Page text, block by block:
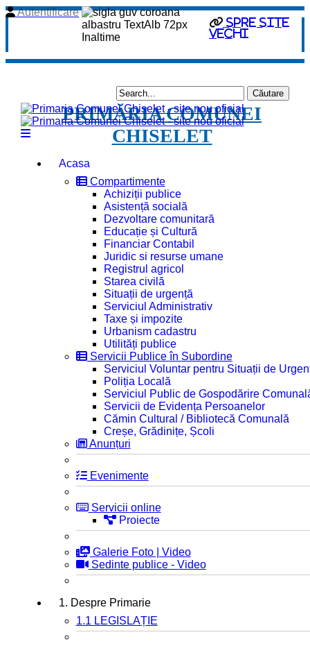
Spre site
vechi
Autentificare
PRIMĂRIA COMUNEI
CHISELET
Acasa
Compartimente
Achiziții publice
Asistență socială
Dezvoltare comunitară
Educație și Cultură
Financiar Contabil
Juridic si resurse umane
Registrul agricol
Starea civilă
Situații de urgență
Serviciul Administrativ
Taxe și impozite
Urbanism cadastru
Utilități publice
Servicii Publice în Subordine
Serviciul Voluntar pentru Situații de
Poliția Locală
Serviciul Public de Gospodărire
Servicii de Evidența Persoanelor
Cămin Cultural / Bibliotecă Comunală
Creșe, Grădinițe, Școli
Anunțuri
Evenimente
Servicii online
Proiecte
Galerie Foto | Video
Sedinte publice - Video
1. Despre Primarie
1.1 LEGISLAȚIE